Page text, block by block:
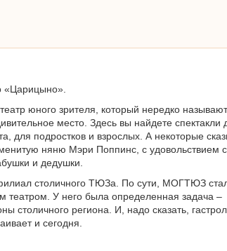
«Царицыно».
юного зрителя, который нередко
место. Здесь вы найдете спектакли
для подростков и взрослых. А некоторые
няню Мэри Поппинс, с удовольствием
и дедушки.
столичного ТЮЗа. По сути, МОГТЮЗ
У него была определенная задача –
столичного региона. И, надо сказать,
и сегодня.